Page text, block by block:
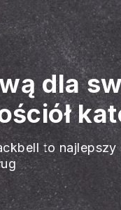
dla
to